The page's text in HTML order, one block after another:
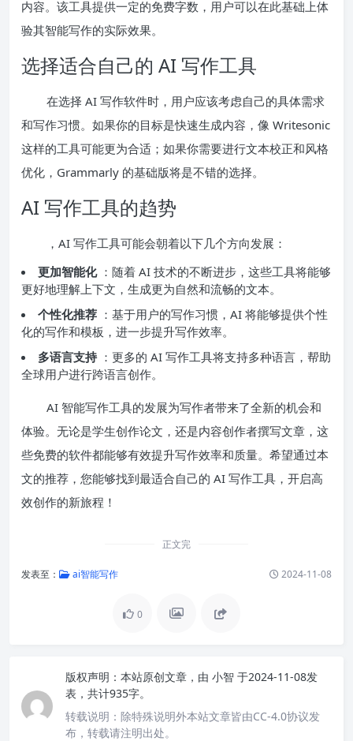
内容。该工具提供一定的免费字数，用户可以在此基础上体
验其智能写作的实际效果。
选择适合自己的 AI 写作工具
在选择 AI 写作软件时，用户应该考虑自己的具体需求
和写作习惯。如果你的目标是快速生成内容，像 Writesonic
这样的工具可能更为合适；如果你需要进行文本校正和风格
优化，Grammarly 的基础版将是不错的选择。
AI 写作工具的趋势
，AI 写作工具可能会朝着以下几个方向发展：
更加智能化 ：随着 AI 技术的不断进步，这些工具将能够
更好地理解上下文，生成更为自然和流畅的文本。
个性化推荐 ：基于用户的写作习惯，AI 将能够提供个性
化的写作和模板，进一步提升写作效率。
多语言支持 ：更多的 AI 写作工具将支持多种语言，帮助
全球用户进行跨语言创作。
AI 智能写作工具的发展为写作者带来了全新的机会和
体验。无论是学生创作论文，还是内容创作者撰写文章，这
些免费的软件都能够有效提升写作效率和质量。希望通过本
文的推荐，您能够找到最适合自己的 AI 写作工具，开启高
效创作的新旅程！
正文完
发表至： ai智能写作 2024-11-08
0
版权声明： 本站原创文章，由 小智 于2024-11-08发
表，共计935字。
转载说明： 除特殊说明外本站文章皆由CC-4.0协议发
布，转载请注明出处。